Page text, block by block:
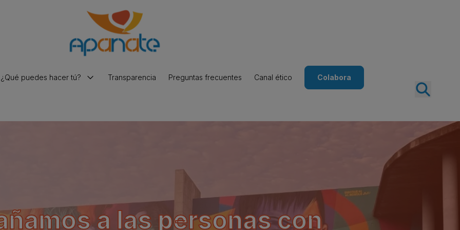
¿Qué puedes hacer tú?
Voluntariado y prácticas
Transparencia Preguntas frecuentes Canal ético Colabora
a las personas con